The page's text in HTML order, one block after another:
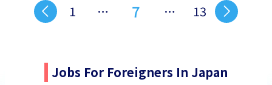
1 … 7 … 13
Jobs For Foreigners In Japan